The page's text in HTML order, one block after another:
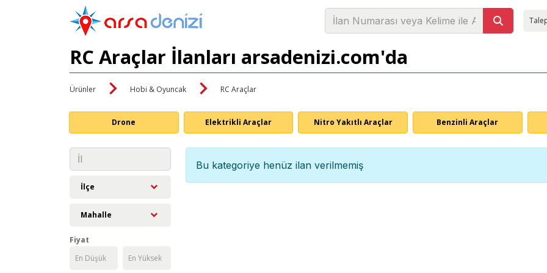
RC Araçlar İlanları arsadenizi.com'da
Ürünler Hobi & Oyuncak RC Araçlar
Drone Elektrikli Araçlar Nitro Yakıtlı Araçlar Benzinli Araçlar
İlçe
Mahalle
Fiyat
Bu kategoriye henüz ilan verilmemiş